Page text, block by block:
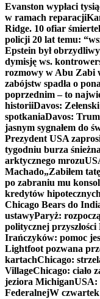
Evanston wypłaci
w ramach reparacji
Ridge. 10 ofiar
policji 20 lat temu:
Epstein był
dymisję ws.
rozmowy w Abu Zabi
zabójstw spadła o
poprzednim – to
historiiDavos:
spotkaniaDavos:
jasnym sygnałem do
Prezydent USA
tygodniu burza
arktycznego mrozu
Machado„Zabiłem
po zabraniu mu
kredytów
Chicago Bears do
ustawyParyż:
politycznej
Irańczyków: pomoc
Lightfoot pozwana
kartachChicago:
VillageChicago: ciało
jeziora MichiganUSA:
FederalnejW